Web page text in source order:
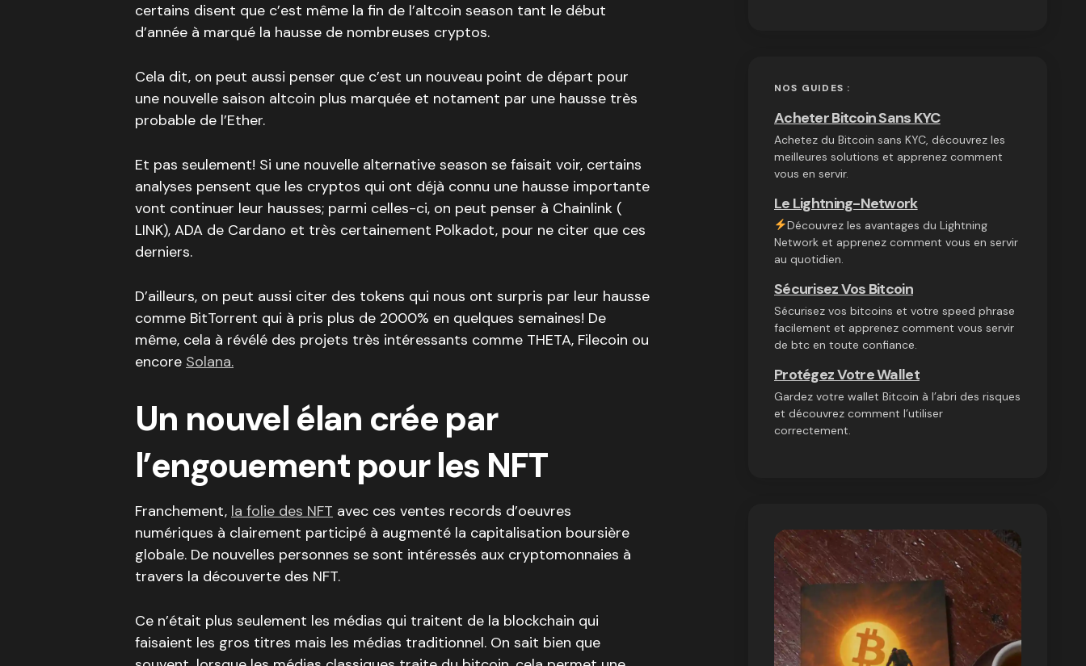
certains disent que c’est même la fin de l’altcoin season tant le début
d’année à marqué la hausse de nombreuses cryptos.
Cela dit, on peut aussi penser que c’est un nouveau point de départ pour
une nouvelle saison altcoin plus marquée et notament par une hausse très
probable de l’Ether.
Et pas seulement! Si une nouvelle alternative season se faisait voir, certains
analyses pensent que les cryptos qui ont déjà connu une hausse importante
vont continuer leur hausses; parmi celles-ci, on peut penser à Chainlink (
LINK), ADA de Cardano et très certainement Polkadot, pour ne citer que ces
derniers.
D’ailleurs, on peut aussi citer des tokens qui nous ont surpris par leur hausse
comme BitTorrent qui à pris plus de 2000% en quelques semaines! De
même, cela à révélé des projets très intéressants comme THETA, Filecoin ou
encore Solana.
Un nouvel élan crée par
l’engouement pour les NFT
Franchement, la folie des NFT avec ces ventes records d’oeuvres
numériques à clairement participé à augmenté la capitalisation boursière
globale. De nouvelles personnes se sont intéressés aux cryptomonnaies à
travers la découverte des NFT.
Ce n’était plus seulement les médias qui traitent de la blockchain qui
faisaient les gros titres mais les médias traditionnel. On sait bien que
NOS GUIDES :
Acheter Bitcoin Sans KYC
Achetez du Bitcoin sans KYC, découvrez les
meilleures solutions et apprenez comment
vous en servir.
Le Lightning-Network
Découvrez les avantages du Lightning
Network et apprenez comment vous en servir
au quotidien.
Sécurisez Vos Bitcoin
Sécurisez vos bitcoins et votre speed phrase
facilement et apprenez comment vous servir
de btc en toute confiance.
Protégez Votre Wallet
Gardez votre wallet Bitcoin à l’abri des risques
et découvrez comment l’utiliser
correctement.